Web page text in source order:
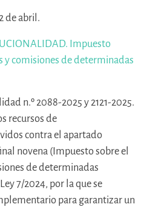
de abril.
Impuesto
y comisiones de determinadas
n.º 2088-2025 y 2121-2025.
recursos de
contra el apartado
novena (Impuesto sobre el
de determinadas
7/2024, por la que se
para garantizar un